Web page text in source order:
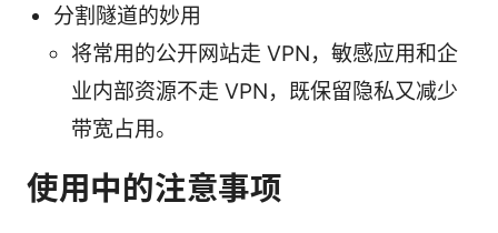
分割隧道的妙用
将常用的公开网站走 VPN，敏感应用和企
业内部资源不走 VPN，既保留隐私又减少
带宽占用。
使用中的注意事项